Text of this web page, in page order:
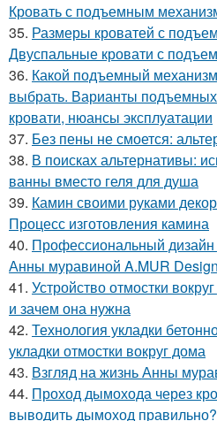
Кровать с подъемным
35. Размеры кроватей с
Двуспальные кровати с
36. Какой подъемный
выбрать. Варианты
кровати, нюансы эксплуатации
37. Без пены не смоется:
38. В поисках альтернативы:
ванны вместо геля для душа
39. Камин своими руками
Процесс изготовления камина
40. Профессиональный
Анны муравиной A.MUR Design
41. Устройство отмостки
и зачем она нужна
42. Технология укладки
укладки отмостки вокруг дома
43. Взгляд на жизнь Анны
44. Проход дымохода через
выводить дымоход правильно?